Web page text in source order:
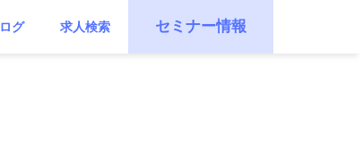
グ 求人検索 セミナー情報